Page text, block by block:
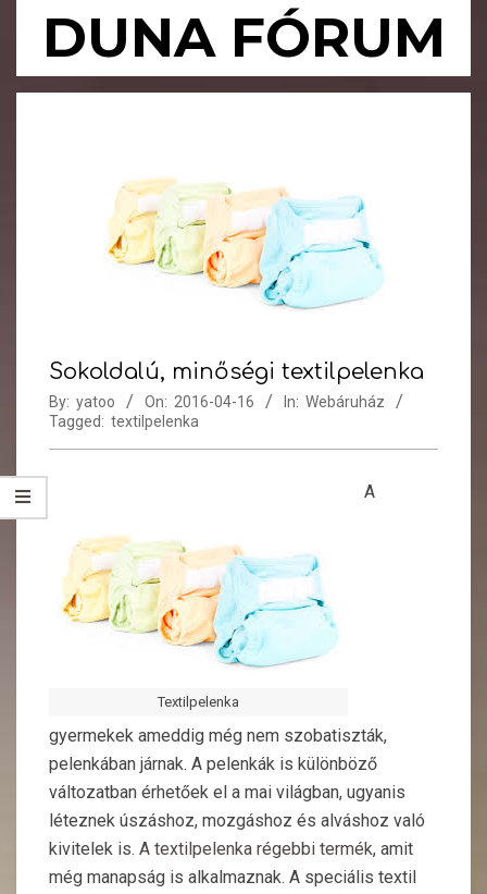
DUNA FÓRUM
Primary
Sokoldalú, minőségi textilpelenka
By: yatoo On: 2016-04-16 In: Webáruház
Tagged: textilpelenka
Textilpelenka
A
gyermekek ameddig még nem szobatiszták,
pelenkában járnak. A pelenkák is különböző
változatban érhetőek el a mai világban, ugyanis
léteznek úszáshoz, mozgáshoz és alváshoz való
kivitelek is. A textilpelenka régebbi termék, amit
még manapság is alkalmaznak. A speciális textil